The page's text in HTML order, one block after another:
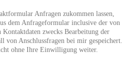
Anfragen zukommen lassen,
dem Anfrageformular inclusive der von
Kontaktdaten zwecks Bearbeitung der
von Anschlussfragen bei mir gespeichert.
ohne Ihre Einwilligung weiter.